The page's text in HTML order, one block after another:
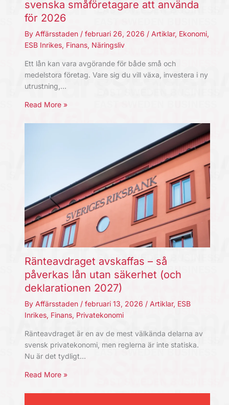
svenska småföretagare att använda
för 2026
By Affärsstaden / februari 26, 2026 / Artiklar, Ekonomi,
ESB Inrikes, Finans, Näringsliv
Ett lån kan vara avgörande för både små och
medelstora företag. Vare sig du vill växa, investera i ny
utrustning,…
Read More »
Ränteavdraget avskaffas – så
påverkas lån utan säkerhet (och
deklarationen 2027)
By Affärsstaden / februari 13, 2026 / Artiklar, ESB
Inrikes, Finans, Privatekonomi
Ränteavdraget är en av de mest välkända delarna av
svensk privatekonomi, men reglerna är inte statiska.
Nu är det tydligt…
Read More »